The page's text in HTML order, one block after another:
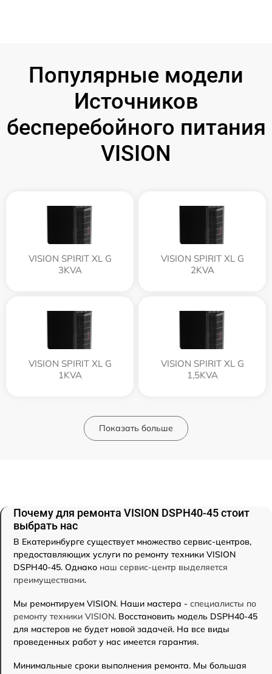
Популярные модели
Источников
бесперебойного питания
VISION
VISION SPIRIT XL G
3KVA
VISION SPIRIT XL G
2KVA
VISION SPIRIT XL G
1KVA
VISION SPIRIT XL G
1,5KVA
Показать больше
Почему для ремонта VISION DSPH40-45 стоит
выбрать нас
В Екатеринбурге существует множество сервис-центров,
предоставляющих услуги по ремонту техники VISION
DSPH40-45. Однако наш сервис-центр выделяется
преимуществами.
Мы ремонтируем VISION. Наши мастера - специалисты по
ремонту техники VISION. Восстановить модель DSPH40-45
для мастеров не будет новой задачей. На все виды
проведенных работ у нас имеется гарантия.
Минимальные сроки выполнения ремонта. Мы большая